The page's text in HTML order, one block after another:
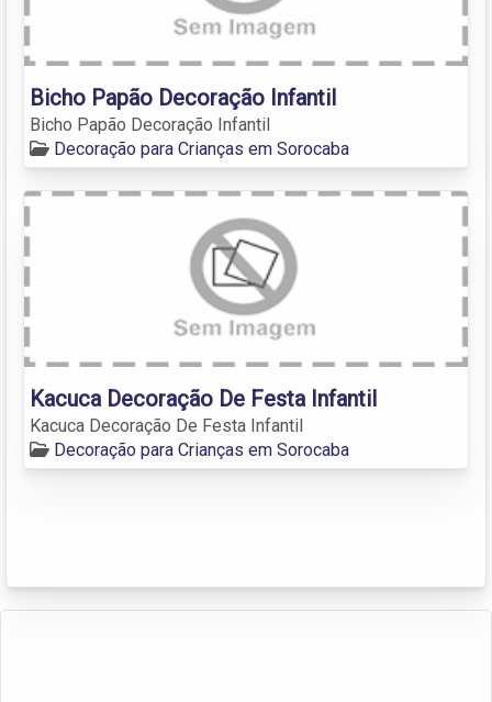
Bicho Papão Decoração Infantil
Bicho Papão Decoração Infantil
Decoração para Crianças em Sorocaba
Kacuca Decoração De Festa Infantil
Kacuca Decoração De Festa Infantil
Decoração para Crianças em Sorocaba